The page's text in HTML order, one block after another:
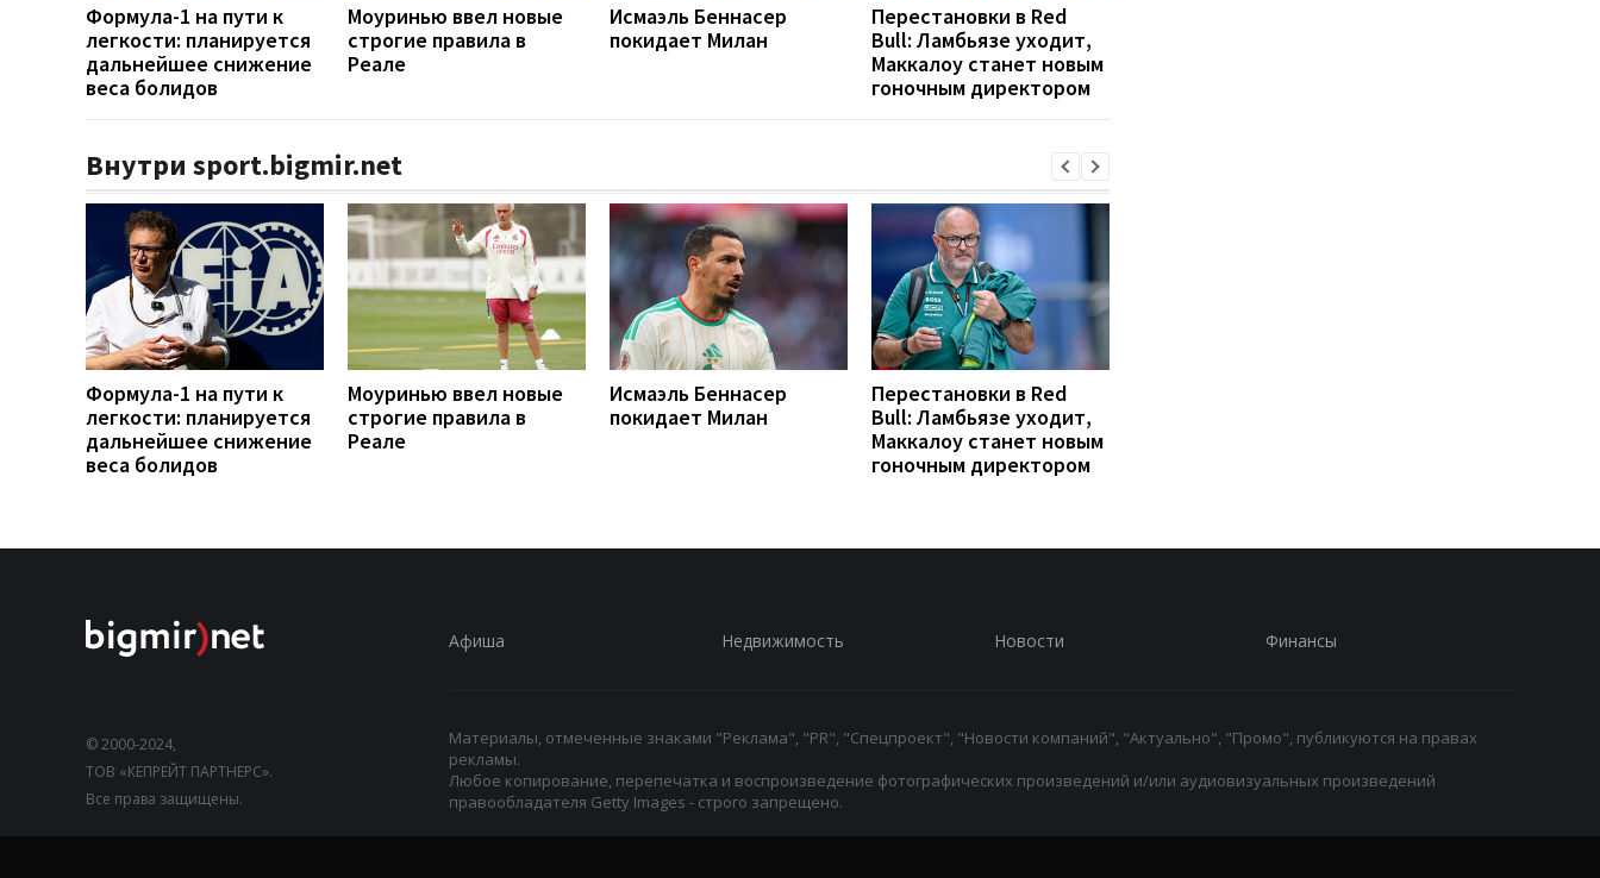
Формула-1 на пути к
легкости: планируется
дальнейшее снижение
веса болидов
Моуринью ввел новые
строгие правила в
Реале
Исмаэль Беннасер
покидает Милан
Перестановки в Red
Bull: Ламбьязе уходит,
Маккалоу станет новым
гоночным директором
Внутри sport.bigmir.net
Формула-1 на пути к
легкости: планируется
дальнейшее снижение
веса болидов
Моуринью ввел новые
строгие правила в
Реале
Исмаэль Беннасер
покидает Милан
Перестановки в Red
Bull: Ламбьязе уходит,
Маккалоу станет новым
гоночным директором
© 2000-2024,
ТОВ «КЕПРЕЙТ ПАРТНЕРС».
Все права защищены.
Афиша Недвижимость Новости Финансы
Материалы, отмеченные знаками "Реклама", "PR", "Спецпроект", "Новости компаний", "Актуально", "Промо", публикуются на правах
рекламы.
Любое копирование, перепечатка и воспроизведение фотографических произведений и/или аудиовизуальных произведений
правообладателя Getty Images - строго запрещено.